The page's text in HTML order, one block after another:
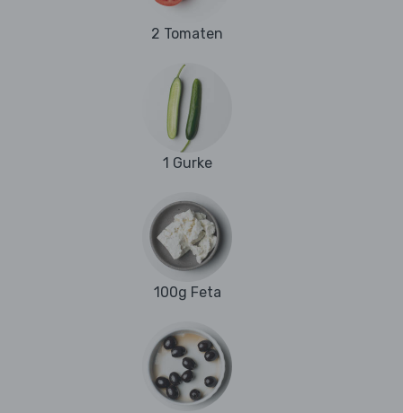
2 Tomaten
1 Gurke
100g Feta